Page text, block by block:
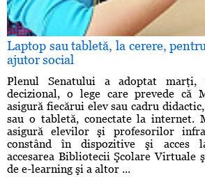
Laptop sau tabletă, la cerere,
ajutor social
Plenul Senatului a adoptat
decizional, o lege care prevede că
asigură fiecărui elev sau cadru
sau o tabletă, conectate la internet.
asigură elevilor şi profesorilor
constând în dispozitive şi acces
accesarea Bibliotecii Şcolare Virtuale
de e-learning şi a altor ...